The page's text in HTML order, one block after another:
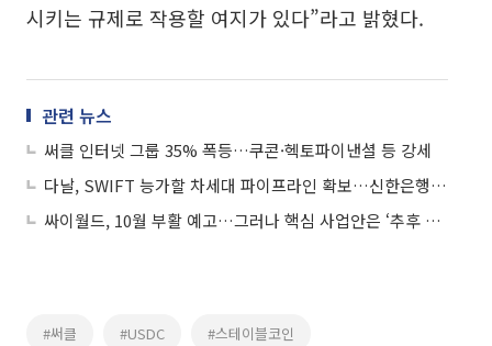
시키는 규제로 작용할 여지가 있다”라고 밝혔다.
관련 뉴스
써클 인터넷 그룹 35% 폭등…쿠콘·헥토파이낸셜 등 강세
다날, SWIFT 능가할 차세대 파이프라인 확보…신한은행과 국내 최초 USDC 송금 프로세스 실증
싸이월드, 10월 부활 예고…그러나 핵심 사업안은 ‘추후 공개’
#써클 #USDC #스테이블코인